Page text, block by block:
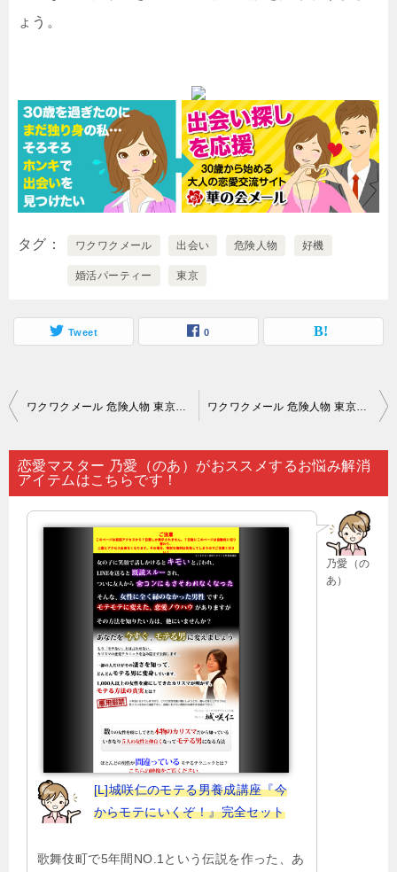
ょう。
タグ ワクワクメール 出会い 危険人物 好機
婚活パーティー 東京
Tweet 0
投
ナ
ビ
ワクワクメール 危険人物 東京｜誰かに明かせない恋愛関係の悩みがある人は…。 ワクワクメール 危険人物 東京｜恋愛に興味があるのなら…。
恋愛マスター 乃愛（のあ）がおススメするお悩み解消
アイテムはこちらです！
乃愛（の
あ）
[L]城咲仁のモテる男養成講座『今
からモテにいくぞ！』完全セット
歌舞伎町で5年間NO.1という伝説を作った、あ